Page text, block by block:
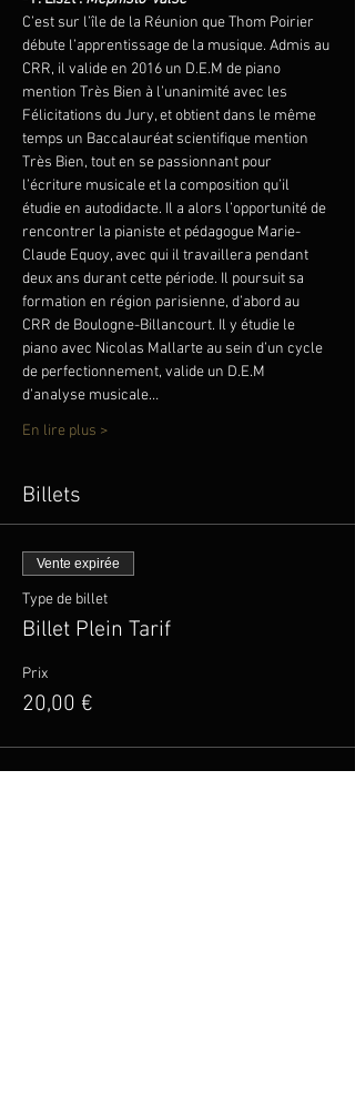
C’est sur l’île de la Réunion que Thom Poirier
débute l’apprentissage de la musique. Admis au
CRR, il valide en 2016 un D.E.M de piano
mention Très Bien à l’unanimité avec les
Félicitations du Jury, et obtient dans le même
temps un Baccalauréat scientifique mention
Très Bien, tout en se passionnant pour
l’écriture musicale et la composition qu’il
étudie en autodidacte. Il a alors l’opportunité de
rencontrer la pianiste et pédagogue Marie-
Claude Equoy, avec qui il travaillera pendant
deux ans durant cette période. Il poursuit sa
formation en région parisienne, d’abord au
CRR de Boulogne-Billancourt. Il y étudie le
piano avec Nicolas Mallarte au sein d’un cycle
de perfectionnement, valide un D.E.M
d’analyse musicale…
En lire plus >
Billets
Vente expirée
Type de billet
Billet Plein Tarif
Prix
20,00 €